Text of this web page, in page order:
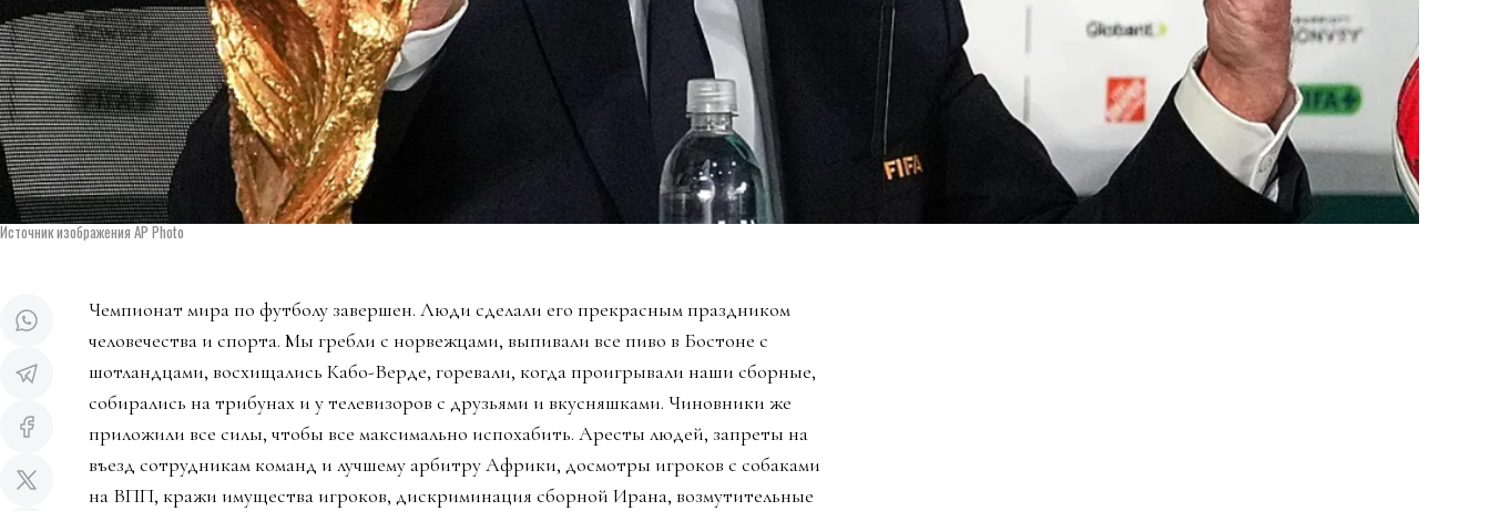
Источник изображения AP Photo
Чемпионат мира по футболу завершен. Люди сделали его прекрасным праздником
человечества и спорта. Мы гребли с норвежцами, выпивали все пиво в Бостоне с
шотландцами, восхищались Кабо-Верде, горевали, когда проигрывали наши сборные,
собирались на трибунах и у телевизоров с друзьями и вкусняшками. Чиновники же
приложили все силы, чтобы все максимально испохабить. Аресты людей, запреты на
въезд сотрудникам команд и лучшему арбитру Африки, досмотры игроков с собаками
на ВПП, кражи имущества игроков, дискриминация сборной Ирана, возмутительные